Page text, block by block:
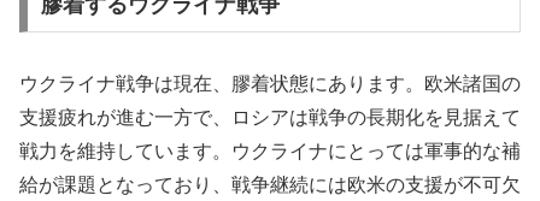
膠着するウクライナ戦争
ウクライナ戦争は現在、膠着状態にあります。欧米諸国の
支援疲れが進む一方で、ロシアは戦争の長期化を見据えて
戦力を維持しています。ウクライナにとっては軍事的な補
給が課題となっており、戦争継続には欧米の支援が不可欠